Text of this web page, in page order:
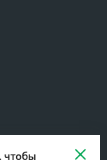
чтобы